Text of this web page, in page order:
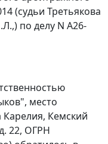
(судьи Третьякова
по делу N А26-
место
Карелия, Кемский
22, ОГРН